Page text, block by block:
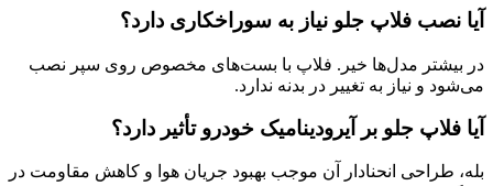
آیا نصب فلاپ جلو نیاز به سوراخکاری دارد؟
در بیشتر مدل‌ها خیر. فلاپ با بست‌های مخصوص روی سپر نصب
می‌شود و نیاز به تغییر در بدنه ندارد.
آیا فلاپ جلو بر آیرودینامیک خودرو تأثیر دارد؟
بله، طراحی انحنا‌دار آن موجب بهبود جریان هوا و کاهش مقاومت در